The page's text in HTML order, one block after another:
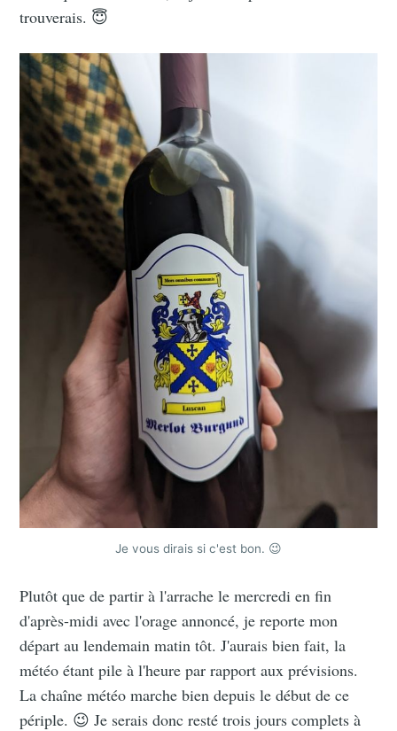
trouverais. 😇
Je vous dirais si c'est bon. 😉
Plutôt que de partir à l'arrache le mercredi en fin
d'après-midi avec l'orage annoncé, je reporte mon
départ au lendemain matin tôt. J'aurais bien fait, la
météo étant pile à l'heure par rapport aux prévisions.
La chaîne météo marche bien depuis le début de ce
périple. 😉 Je serais donc resté trois jours complets à